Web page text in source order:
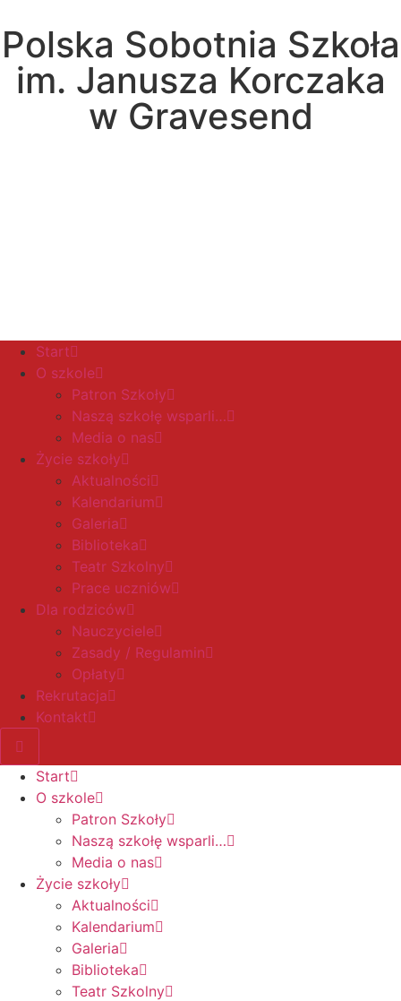
Polska Sobotnia Szkoła
im. Janusza Korczaka
w Gravesend
Start
O szkole
Patron Szkoły
Naszą szkołę wsparli…
Media o nas
Życie szkoły
Aktualności
Kalendarium
Galeria
Biblioteka
Teatr Szkolny
Prace uczniów
Dla rodziców
Nauczyciele
Zasady / Regulamin
Opłaty
Rekrutacja
Kontakt
Start
O szkole
Patron Szkoły
Naszą szkołę wsparli…
Media o nas
Życie szkoły
Aktualności
Kalendarium
Galeria
Biblioteka
Teatr Szkolny